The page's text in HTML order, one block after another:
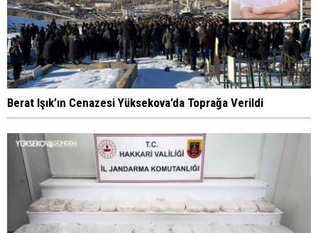
Berat Işık’ın Cenazesi Yüksekova’da Toprağa Verildi